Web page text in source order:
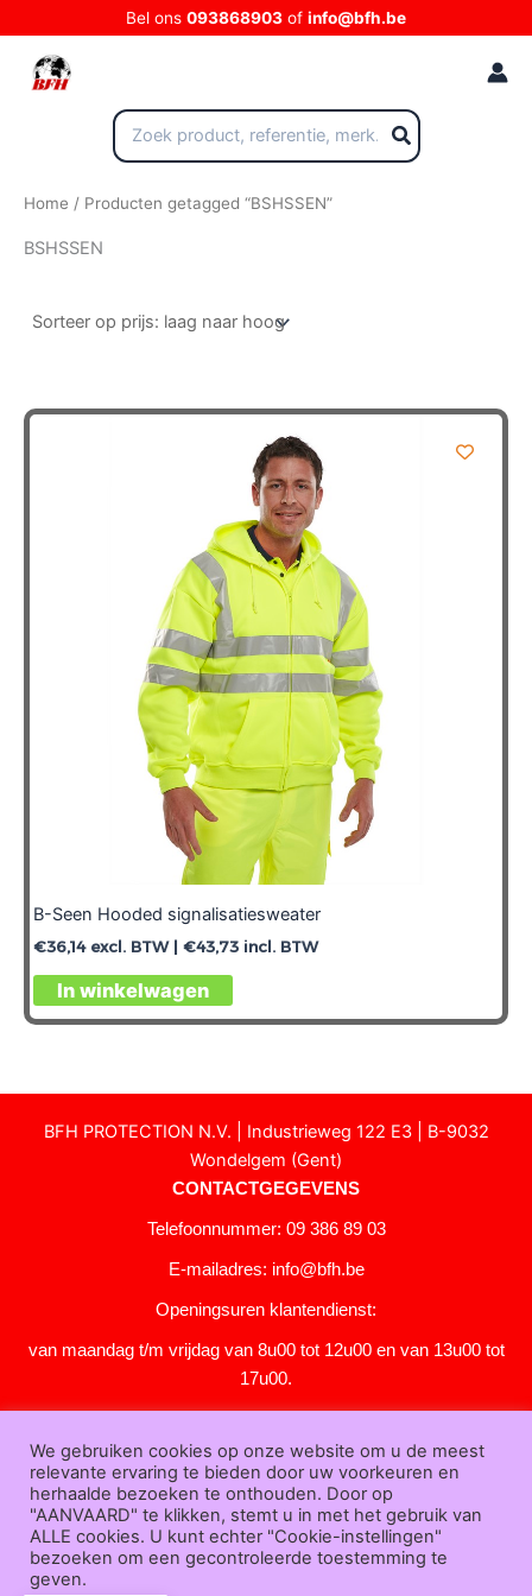
naar
Bel ons 093868903 of info@bfh.be
Zoeken
naar:
Home / Producten getagged “BSHSSEN”
BSHSSEN
B-Seen Hooded signalisatiesweater
€36,14excl. BTW | €43,73 incl. BTW
In winkelwagen
BFH PROTECTION N.V. | Industrieweg 122 E3 | B-9032
Wondelgem (Gent)
CONTACTGEGEVENS
Telefoonnummer: 09 386 89 03
E-mailadres: info@bfh.be
Openingsuren klantendienst:
van maandag t/m vrijdag van 8u00 tot 12u00 en van 13u00 tot
17u00.
KLANTENSERVICE
Over
ons|Bedrijfsgegevens|F.A.Q.|Bestelprocedure|Betaling|
ending| Retourneren|Downloads|Dealers|Bedrukken
We gebruiken cookies op onze website om u de meest
relevante ervaring te bieden door uw voorkeuren en
herhaalde bezoeken te onthouden. Door op
"AANVAARD" te klikken, stemt u in met het gebruik van
ALLE cookies. U kunt echter "Cookie-instellingen"
bezoeken om een gecontroleerde toestemming te
geven.